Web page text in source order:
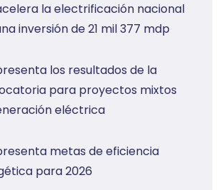
la electrificación nacional
inversión de 21 mil 377 mdp
los resultados de la
para proyectos mixtos
eléctrica
metas de eficiencia
para 2026